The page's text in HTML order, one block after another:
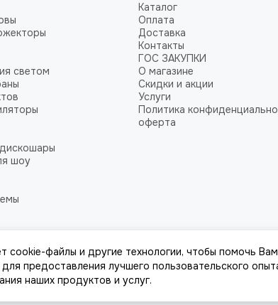
светом
шоу
Каталог
Оплата
Доставка
Контакты
ГОС ЗАКУПКИ
О магазине
Скидки и акции
Услуги
Политика
оферта
| Купить по выгодным ценам с доставкой по Москве и России.
товаров и услуг, носит информационный характер и ни
cookie-файлы и другие технологии, чтобы помочь Вам
предоставления лучшего пользовательского
наших продуктов и услуг.